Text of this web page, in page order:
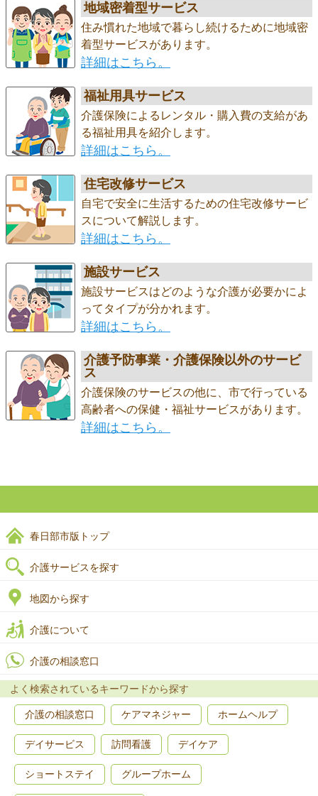
地域密着型サービス
住み慣れた地域で暮らし続けるために地域密
着型サービスがあります。
詳細はこちら。
福祉用具サービス
介護保険によるレンタル・購入費の支給があ
る福祉用具を紹介します。
詳細はこちら。
住宅改修サービス
自宅で安全に生活するための住宅改修サービ
スについて解説します。
詳細はこちら。
施設サービス
施設サービスはどのような介護が必要かによ
ってタイプが分かれます。
詳細はこちら。
介護予防事業・介護保険以外のサービ
ス
介護保険のサービスの他に、市で行っている
高齢者への保健・福祉サービスがあります。
詳細はこちら。
春日部市版トップ
介護サービスを探す
地図から探す
介護について
介護の相談窓口
よく検索されているキーワードから探す
介護の相談窓口 ケアマネジャー ホームヘルプ
デイサービス 訪問看護 デイケア
ショートステイ グループホーム